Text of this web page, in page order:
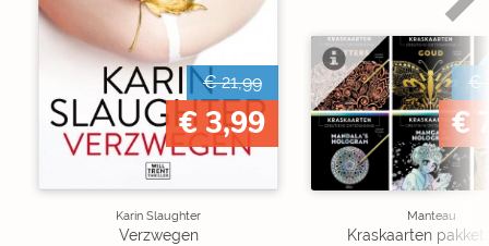
€ 21,99
€ 3,99
Karin Slaughter
Verzwegen
€
€
Manteau
Kraskaarten pakket